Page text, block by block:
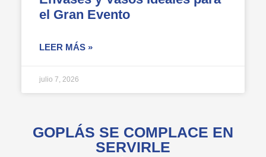
el Gran Evento
LEER MÁS »
julio 7, 2026
GOPLÁS SE COMPLACE EN
SERVIRLE